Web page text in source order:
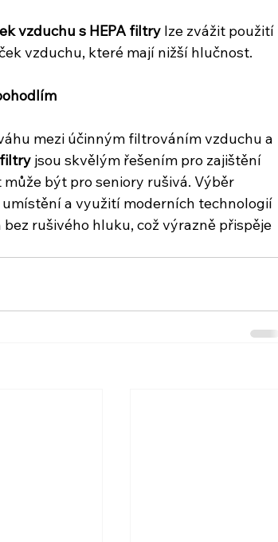
vzduchu s HEPA filtry lze zvážit použití
vzduchu, které mají nižší hlučnost.
mezi účinným filtrováním vzduchu a
filtry jsou skvělým řešením pro zajištění
být pro seniory rušivá. Výběr
a využití moderních technologií
rušivého hluku, což výrazně přispěje